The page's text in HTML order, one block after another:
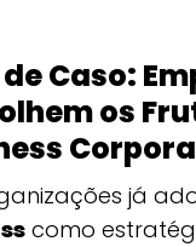
Caso:
os
já
como